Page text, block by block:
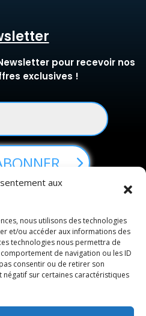
aux
nous utilisons des technologies
et/ou accéder aux informations des
technologies nous permettra de
de navigation ou les ID
consentir ou de retirer son
sur certaines caractéristiques
pour recevoir nos
exclusives !
LEGALES
CONFIDENTIALITE